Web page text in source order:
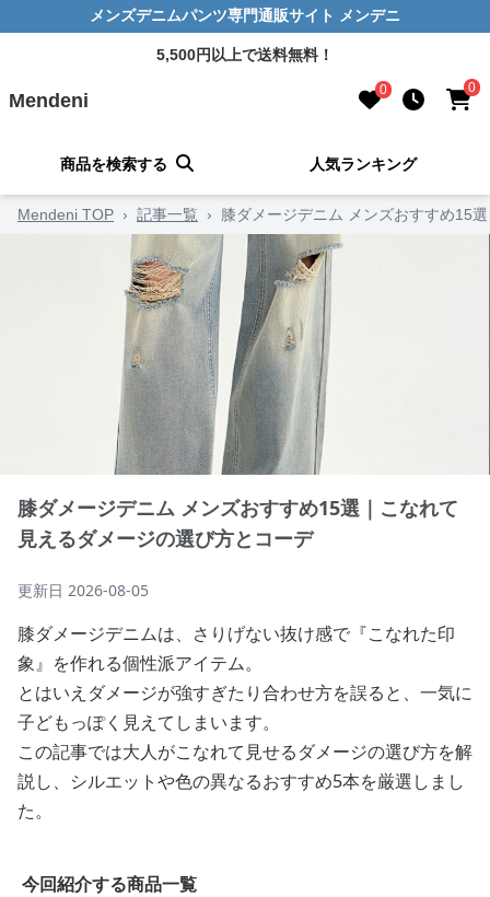
メンズデニムパンツ専門通販サイト メンデニ
5,500円以上で送料無料！
Mendeni 0 0
商品を検索する 人気ランキング
Mendeni TOP › 記事一覧 › 膝ダメージデニム メンズおすすめ15
膝ダメージデニム メンズおすすめ15選｜こなれて
見えるダメージの選び方とコーデ
更新日 2026-08-05
膝ダメージデニムは、さりげない抜け感で『こなれた印
象』を作れる個性派アイテム。
とはいえダメージが強すぎたり合わせ方を誤ると、一気に
子どもっぽく見えてしまいます。
この記事では大人がこなれて見せるダメージの選び方を解
説し、シルエットや色の異なるおすすめ5本を厳選しまし
た。
今回紹介する商品一覧